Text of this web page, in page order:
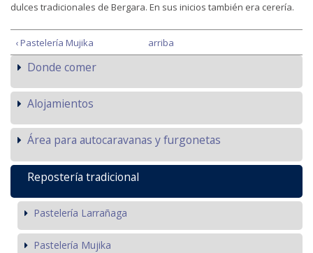
dulces tradicionales de Bergara. En sus inicios también era cerería.
‹ Pastelería Mujika arriba
Donde comer
Alojamientos
Área para autocaravanas y furgonetas
Repostería tradicional
Pastelería Larrañaga
Pastelería Mujika